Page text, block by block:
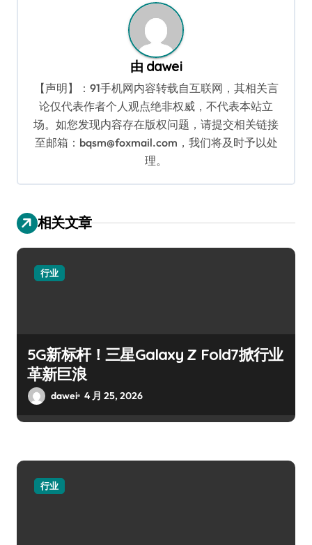
由 dawei
【声明】：91手机网内容转载自互联网，其相关言
论仅代表作者个人观点绝非权威，不代表本站立
场。如您发现内容存在版权问题，请提交相关链接
至邮箱：bqsm@foxmail.com，我们将及时予以处
理。
相关文章
行业
5G新标杆！三星Galaxy Z Fold7掀行业
革新巨浪
dawei 4 月 25, 2026
行业